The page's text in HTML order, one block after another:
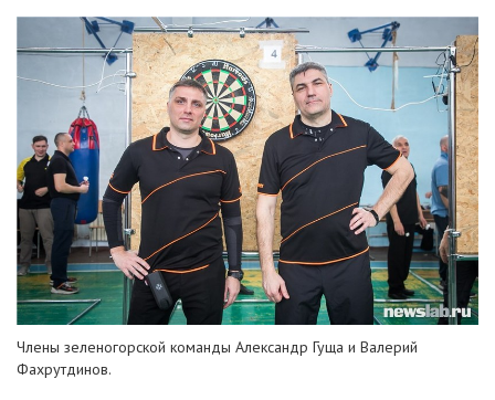
Члены зеленогорской команды Александр Гуща и Валерий
Фахрутдинов.